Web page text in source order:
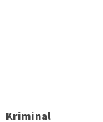
Kriminal